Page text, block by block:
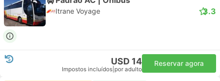
Itrane Voyage 3.3
USD 14
Impostos incluídos por adulto
Reservar agora